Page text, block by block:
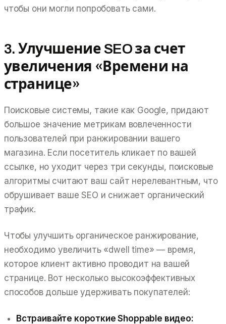
чтобы они могли попробовать сами.
3. Улучшение SEO за счет
увеличения «Времени на
странице»
Поисковые системы, такие как Google, придают
большое значение метрикам вовлеченности
пользователей при ранжировании вашего
магазина. Если посетитель кликает по вашей
ссылке, но уходит через три секунды, поисковые
алгоритмы считают ваш сайт нерелевантным, что
обрушивает ваше SEO и снижает органический
трафик.
Чтобы улучшить органическое ранжирование,
необходимо увеличить «dwell time» — время,
которое клиент активно проводит на вашей
странице. Вот несколько высокоэффективных
способов дольше удерживать покупателей:
Встраивайте короткие Shoppable видео: